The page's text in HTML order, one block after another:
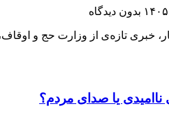
بدون دیدگاه
خبری تازه‌ی از وزارت حج و
ناامیدی یا صدای مردم؟